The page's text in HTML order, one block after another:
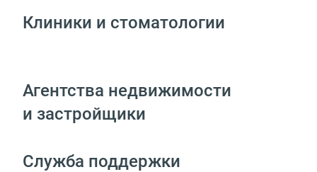
Клиники и стоматологии
Агентства недвижимости
и застройщики
Служба поддержки